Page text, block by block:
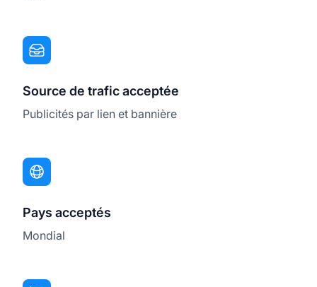
Source de trafic acceptée
Publicités par lien et bannière
Pays acceptés
Mondial